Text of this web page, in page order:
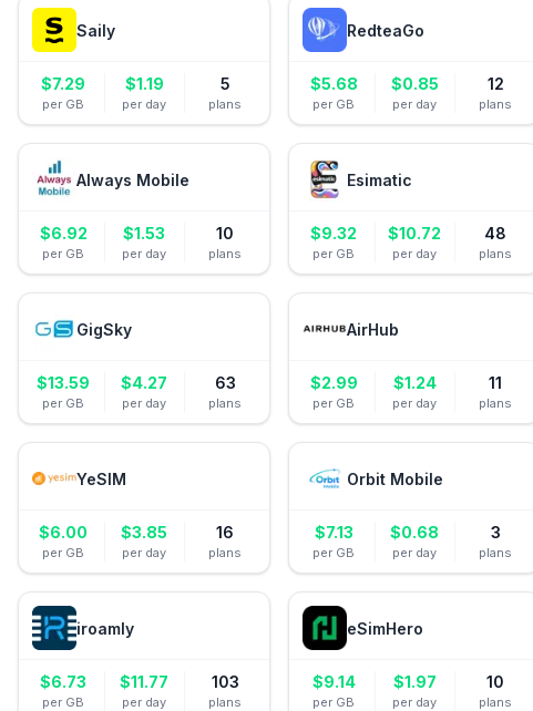
Saily
$7.29
per GB
$1.19
per day
5
plans
RedteaGo
$5.68
per GB
$0.85
per day
12
plans
Always Mobile
$6.92
per GB
$1.53
per day
10
plans
Esimatic
$9.32
per GB
$10.72
per day
48
plans
GigSky
$13.59
per GB
$4.27
per day
63
plans
AirHub
$2.99
per GB
$1.24
per day
11
plans
YeSIM
$6.00
per GB
$3.85
per day
16
plans
Orbit Mobile
$7.13
per GB
$0.68
per day
3
plans
iroamly
$6.73
per GB
$11.77
per day
103
plans
eSimHero
$9.14
per GB
$1.97
per day
10
plans